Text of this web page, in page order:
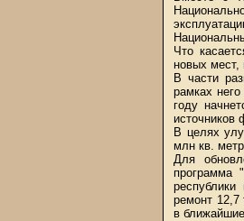
Что
новых мест,
В части
рамках
году
источников
В целях
млн кв.
Для
программа
ремонт
в